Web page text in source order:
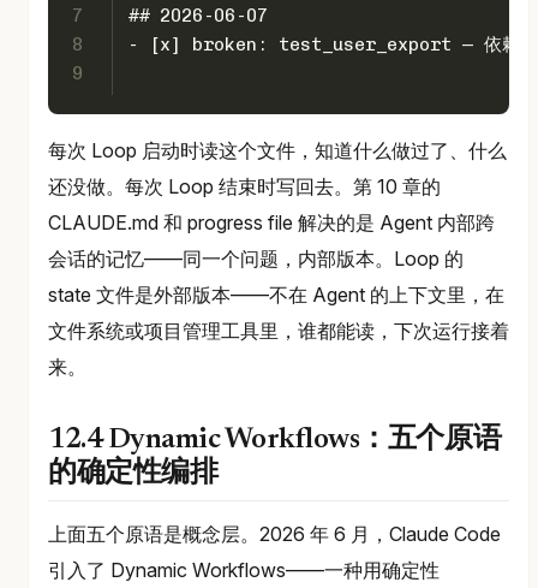
7
8
9
## 2026-06-07
-
[x] broken: test _user_ export — 依赖版
每次 Loop 启动时读这个文件，知道什么做过了、什么
还没做。每次 Loop 结束时写回去。第 10 章的
CLAUDE.md 和 progress file 解决的是 Agent 内部跨
会话的记忆——同一个问题，内部版本。Loop 的
state 文件是外部版本——不在 Agent 的上下文里，在
文件系统或项目管理工具里，谁都能读，下次运行接着
来。
12.4 Dynamic Workflows：五个原语
的确定性编排
上面五个原语是概念层。2026 年 6 月，Claude Code
引入了 Dynamic Workflows——一种用确定性